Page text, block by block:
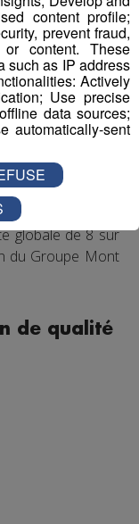
avec les clubs
ou le FC
accroissent la
les liens entre
chaque année
d'identifier les
par les
de juin 2022,
globale de 8 sur
du Groupe Mont
de qualité
content profile;
prevent fraud,
content. These
such as IP address
Actively
Use precise
data sources;
automatically-sent